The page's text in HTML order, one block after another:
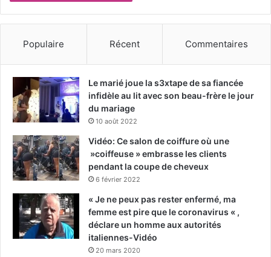
Populaire Récent Commentaires
Le marié joue la s3xtape de sa fiancée
infidèle au lit avec son beau-frère le jour
du mariage
10 août 2022
Vidéo: Ce salon de coiffure où une
»coiffeuse » embrasse les clients
pendant la coupe de cheveux
6 février 2022
« Je ne peux pas rester enfermé, ma
femme est pire que le coronavirus « ,
déclare un homme aux autorités
italiennes-Vidéo
20 mars 2020